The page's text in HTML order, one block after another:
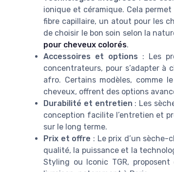
ionique et céramique. Cela
fibre capillaire, un atout pour les
de choisir le bon soin selon la
pour cheveux colorés.
Accessoires et options : Les
concentrateurs, pour s’adapter à
afro. Certains modèles, comme
cheveux, offrent des options
Durabilité et entretien : Les
conception facilite l’entretien et
sur le long terme.
Prix et offre : Le prix d’un
qualité, la puissance et la
Styling ou Iconic TGR,